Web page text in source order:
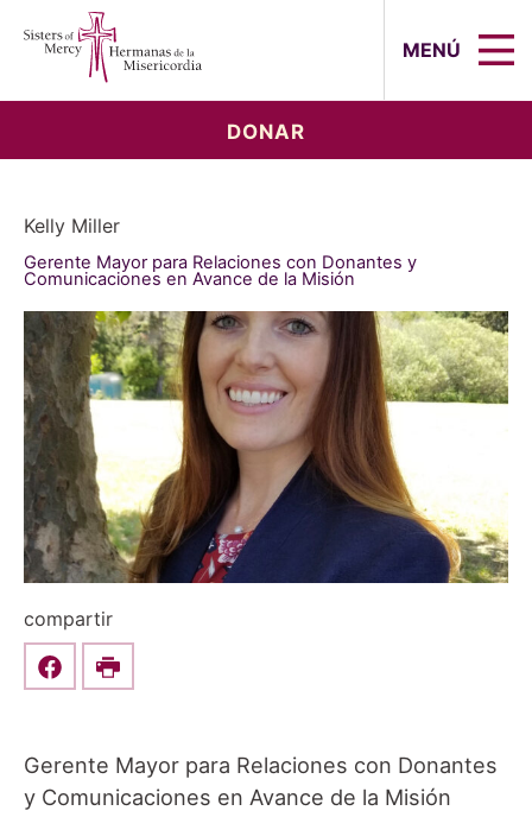
MENÚ
DONAR
Kelly Miller
Gerente Mayor para Relaciones con Donantes y
Comunicaciones en Avance de la Misión
compartir
Share this on Facebook
Print
Gerente Mayor para Relaciones con Donantes
y Comunicaciones en Avance de la Misión